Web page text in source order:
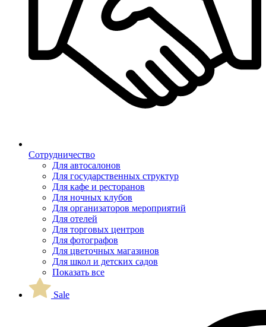
Сотрудничество
Для автосалонов
Для государственных структур
Для кафе и ресторанов
Для ночных клубов
Для организаторов мероприятий
Для отелей
Для торговых центров
Для фотографов
Для цветочных магазинов
Для школ и детских садов
Показать все
Sale